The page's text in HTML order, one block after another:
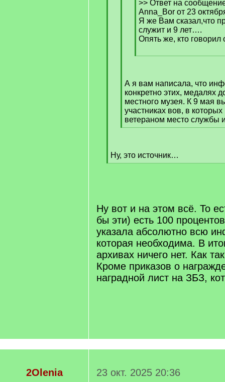
]>> Ответ на
Anna_Bor от 23
Я же Вам сказал,что
служит и 9 лет….
Опять же, кто говорил
[
]
А я вам написала, что
конкретно этих, медалях
местного музея. К 9 мая
участниках вов, в
ветераном место службы
[
]
Ну, это источник…
[
Ну вот и на этом всё. То
бы эти) есть 100
указала абсолютно всю
которая необходима. В
архивах ничего нет. Как
Кроме приказов о
наградной лист на ЗБЗ,
2Olenia
23 окт. 2025 20:36